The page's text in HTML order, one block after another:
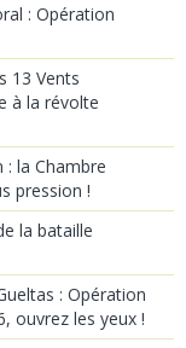
: Opération
13 Vents
à la révolte
la Chambre
pression !
la bataille
: Opération
ouvrez les yeux !